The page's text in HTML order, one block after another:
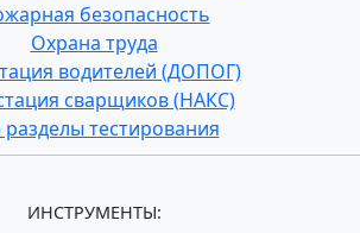
безопасность
Охрана труда
водителей (ДОПОГ)
сварщиков (НАКС)
разделы тестирования
ИНСТРУМЕНТЫ: